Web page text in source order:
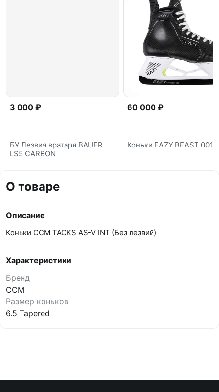
3 000 ₽
БУ Лезвия вратаря BAUER
LS5 CARBON
60 000 ₽
Коньки EAZY BEAST 001
О товаре
Описание
Коньки CCM TACKS AS-V INT (Без лезвий)
Характеристики
Бренд
CCM
Размер коньков
6.5 Tapered